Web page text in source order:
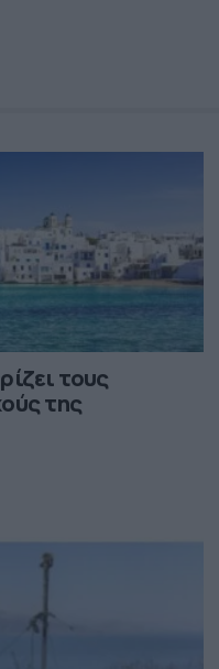
τους
της